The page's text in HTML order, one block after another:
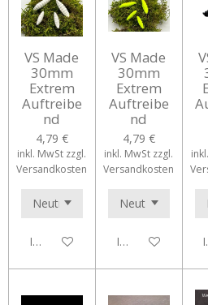
VS Made
30mm
Extrem
Auftreibe
nd
4,79 €
inkl. MwSt zzgl.
Versandkosten
In den Warenkorb
VS Made
30mm
Extrem
Auftreibe
nd
4,79 €
inkl. MwSt zzgl.
Versandkosten
In den Warenkorb